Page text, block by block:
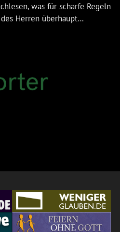
was für scharfe Regeln
Herren überhaupt…